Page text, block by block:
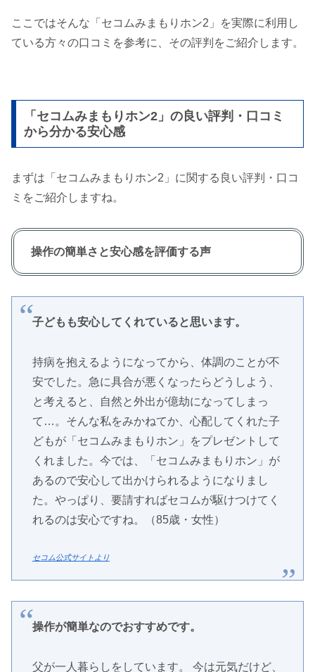
ここではそんな「セコムみまもりホン2」を実際に利用し
ている方々の口コミを参考に、その評判をご紹介します。
「セコムみまもりホン2」の良い評判・口コミ
から分かる安心感
まずは「セコムみまもりホン2」に関する良い評判・口コ
ミをご紹介しますね。
操作の簡単さと安心感を評価する声
子どもも安心してくれていると思います。
持病を抱えるようになってから、体調のことが不
安でした。急に具合が悪くなったらどうしよう、
と考えると、自然と外出が億劫になってしまっ
て…。そんな私をみかねてか、心配してくれた子
どもが「セコムみまもりホン」をプレゼントして
くれました。今では、「セコムみまもりホン」が
あるので安心して出かけられるようになりまし
た。やっぱり、要請すればセコムが駆けつけてく
れるのは安心ですね。（85歳・女性）
セコム公式サイトより
操作が簡単なのでおすすめです。
父が一人暮らしをしています。 今は元気だけど、